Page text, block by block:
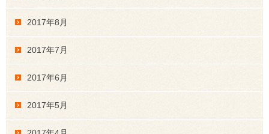
2017年8月
2017年7月
2017年6月
2017年5月